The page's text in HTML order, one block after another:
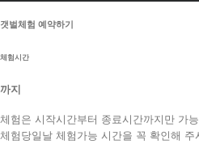
갯벌체험 예약하기
체험시간
까지
체험은 시작시간부터 종료시간까지만 가
체험당일날 체험가능 시간을 꼭 확인해